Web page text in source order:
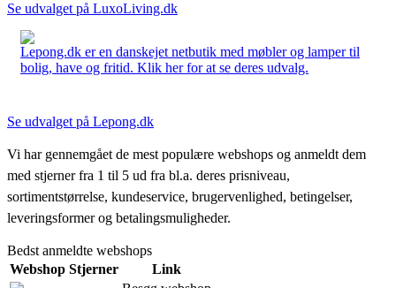
Se udvalget på LuxoLiving.dk
Lepong.dk er en danskejet netbutik med møbler og lamper til
bolig, have og fritid. Klik her for at se deres udvalg.
Se udvalget på Lepong.dk
Vi har gennemgået de mest populære webshops og anmeldt dem
med stjerner fra 1 til 5 ud fra bl.a. deres prisniveau,
sortimentstørrelse, kundeservice, brugervenlighed, betingelser,
leveringsformer og betalingsmuligheder.
Bedst anmeldte webshops
Webshop Stjerner
Link